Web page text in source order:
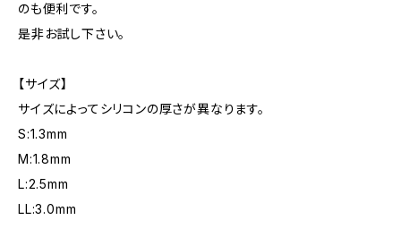
のも便利です。
是非お試し下さい。
【サイズ】
サイズによってシリコンの厚さが異なります。
S:1.3mm
M:1.8mm
L:2.5mm
LL:3.0mm